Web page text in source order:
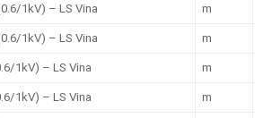
1kV) – LS Vina m
1kV) – LS Vina m
1kV) – LS Vina m
1kV) – LS Vina m